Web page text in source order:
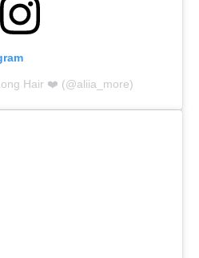
Hair ❤️ (@aliia_more)